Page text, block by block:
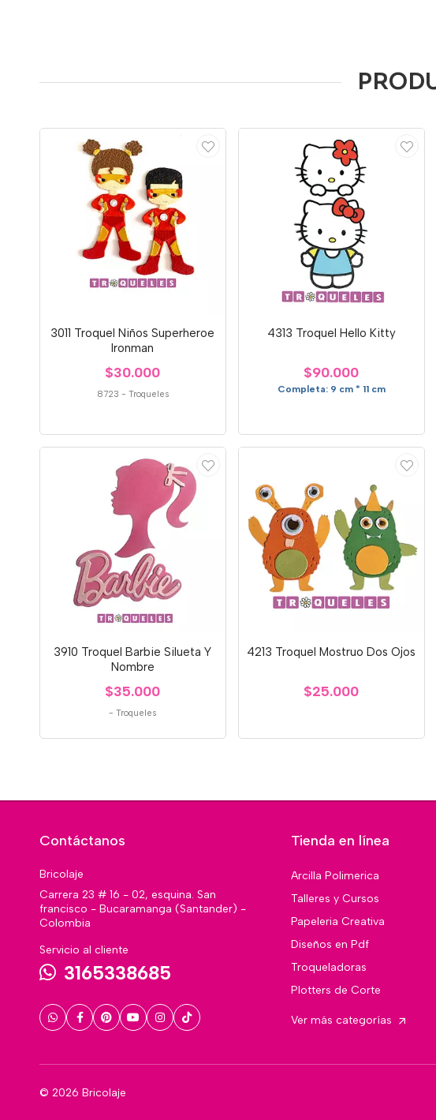
3011 Troquel Niños Superheroe
Ironman
$30.000
8723 - Troqueles
4313 Troquel Hello Kitty
$90.000
Completa: 9 cm * 11 cm
3910 Troquel Barbie Silueta Y
Nombre
$35.000
-Troqueles
4213 Troquel Mostruo Dos Ojos
$25.000
Contáctanos
Bricolaje
Carrera 23 # 16 - 02, esquina. San
francisco - Bucaramanga (Santander) -
Colombia
Servicio al cliente
3165338685
Tienda en línea
Arcilla Polimerica
Talleres y Cursos
Papeleria Creativa
Diseños en Pdf
Troqueladoras
Plotters de Corte
Ver más categorías
© 2026 Bricolaje